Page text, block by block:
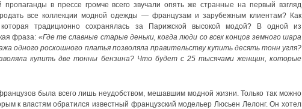
в прессе громче всего звучали опять же странные на первый взгляд
все коллекции модной одежды — французам и зарубежным клиентам? Как
которая традиционно сохранялась за Парижской высокой модой? В одной из
фраза: «Где те славные старые деньки, когда люди со всех концов земного шара
одного роскошного платья позволяла правительству купить десять тонн угля?
купить две тонны бензина? Что будет с 25 тысячами женщин, которые
была всего лишь неудобством, мешавшим модной жизни. Только так можно
к властям обратился известный французский модельер Люсьен Лелонг. Он хотел